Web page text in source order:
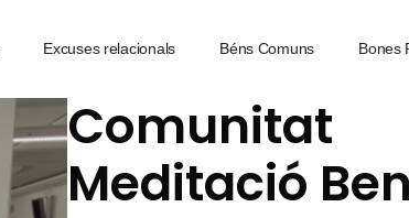
Excuses relacionals Béns Comuns Bones
Comunitat
Meditació